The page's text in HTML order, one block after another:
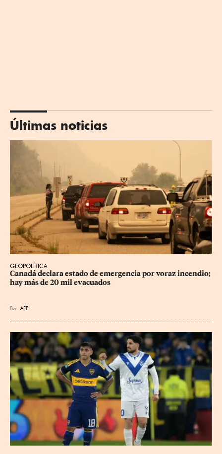
Últimas noticias
GEOPOLÍTICA
Canadá declara estado de emergencia por voraz incendio;
hay más de 20 mil evacuados
Por AFP